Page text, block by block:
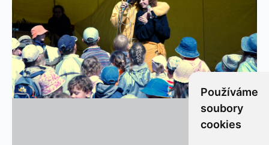
Používáme
soubory
cookies